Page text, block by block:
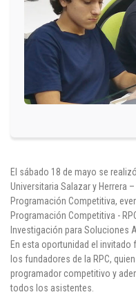
El sábado 18 de mayo se
Universitaria Salazar y Herrera
Programación Competitiva,
Programación Competitiva -
Investigación para Soluciones
En esta oportunidad el invitado
los fundadores de la RPC,
programador competitivo y
todos los asistentes.
Docentes
Campus
Pagos
Puntos
Empleo